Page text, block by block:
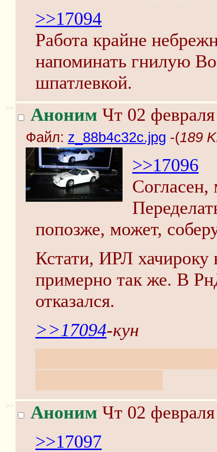
>>17094
Работа крайне
напоминать гнилую
шпатлевкой.
>> Аноним Чт 02
Файл: z_88b4c32c.jpg -(189
>>17096
Согласен,
попозже, может,
Кстати, ИРЛ хачироку
примерно так же. В
отказался.
>>17094-кун
>> Аноним Чт 02
>>17097